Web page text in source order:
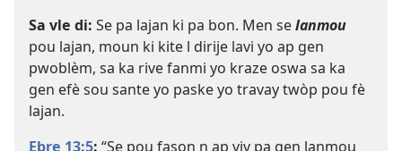
Sa vle di: Se pa lajan ki pa bon. Men selanmou
pou lajan, moun ki kite l dirije lavi yo ap gen
pwoblèm, sa ka rive fanmi yo kraze oswa sa ka
gen efè sou sante yo paske yo travay twòp pou fè
lajan.
Ebre 13:5: “Se pou fason n ap viv pa gen lanmou